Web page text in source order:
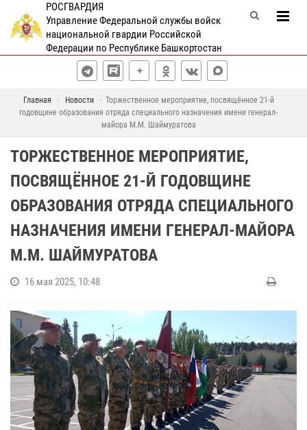
РОСГВАРДИЯ
Управление Федеральной службы войск
национальной гвардии Российской
Федерации по Республике Башкортостан
Главная Новости
Торжественное мероприятие, посвящённое 21-й
годовщине образования отряда специального назначения имени генерал-
майора М.М. Шаймуратова
ТОРЖЕСТВЕННОЕ МЕРОПРИЯТИЕ,
ПОСВЯЩЁННОЕ 21-Й ГОДОВЩИНЕ
ОБРАЗОВАНИЯ ОТРЯДА СПЕЦИАЛЬНОГО
НАЗНАЧЕНИЯ ИМЕНИ ГЕНЕРАЛ-МАЙОРА
М.М. ШАЙМУРАТОВА
16 мая 2025, 10:48